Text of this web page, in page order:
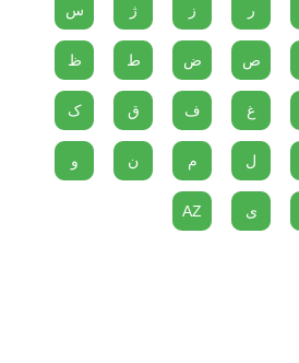
ر ز ژ س
ص ض ط ظ
غ ف ق ک
ل م ن و
ی AZ